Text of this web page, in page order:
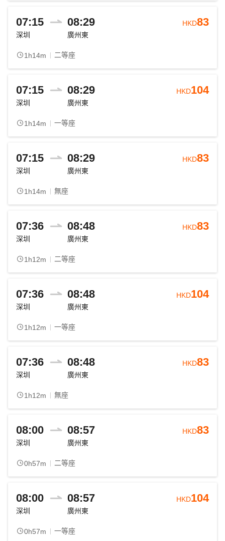
07:15 08:29
深圳 廣州東
1h14m 二等座
HKD83
07:15 08:29
深圳 廣州東
1h14m 一等座
HKD104
07:15 08:29
深圳 廣州東
1h14m 無座
HKD83
07:36 08:48
深圳 廣州東
1h12m 二等座
HKD83
07:36 08:48
深圳 廣州東
1h12m 一等座
HKD104
07:36 08:48
深圳 廣州東
1h12m 無座
HKD83
08:00 08:57
深圳 廣州東
0h57m 二等座
HKD83
08:00 08:57
深圳 廣州東
0h57m 一等座
HKD104